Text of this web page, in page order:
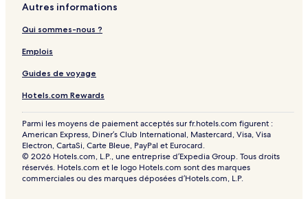
Autres informations
Qui sommes-nous ?
Emplois
Guides de voyage
Hotels.com Rewards
Parmi les moyens de paiement acceptés sur fr.hotels.com figurent :
American Express, Diner’s Club International, Mastercard, Visa, Visa
Electron, CartaSi, Carte Bleue, PayPal et Eurocard.
© 2026 Hotels.com, L.P., une entreprise d’Expedia Group. Tous droits
réservés. Hotels.com et le logo Hotels.com sont des marques
commerciales ou des marques déposées d’Hotels.com, L.P.